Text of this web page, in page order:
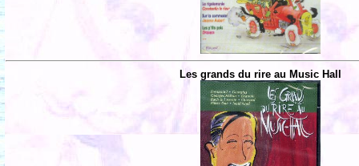
Les grands du rire au Music Hall